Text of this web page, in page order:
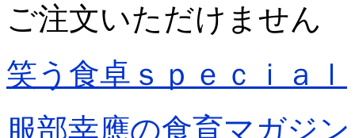
ご注文いただけません
笑う食卓ｓｐｅｃｉａｌ
服部幸應の食育マガジン